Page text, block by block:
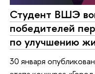
Студент ВШЭ
победителей
по улучшению
30 января